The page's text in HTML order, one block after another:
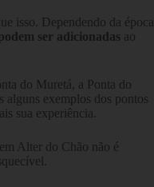
isso. Dependendo da época
ser adicionadas ao
do Muretá, a Ponta do
alguns exemplos dos pontos
sua experiência.
Alter do Chão não é